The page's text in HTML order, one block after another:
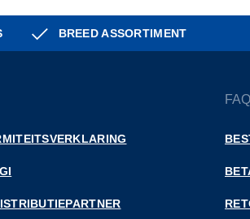
BREED ASSORTIMENT
FAQ